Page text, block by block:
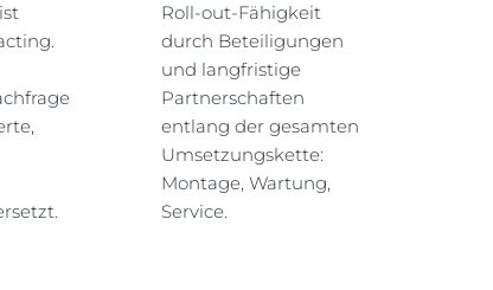
Roll-out-Fähigkeit
durch Beteiligungen
und langfristige
Partnerschaften
entlang der gesamten
Umsetzungskette:
Montage, Wartung,
Service.